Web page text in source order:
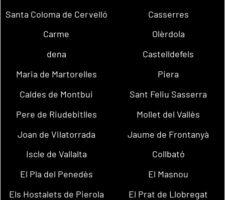
Santa Coloma de Cervelló
Casserres
Carme
Olèrdola
dena
Castelldefels
Maria de Martorelles
Piera
Caldes de Montbui
Sant Feliu Sasserra
Pere de Riudebitlles
Mollet del Vallès
Joan de Vilatorrada
Jaume de Frontanyà
Iscle de Vallalta
Collbató
El Pla del Penedès
El Masnou
Els Hostalets de Pierola
El Prat de Llobregat